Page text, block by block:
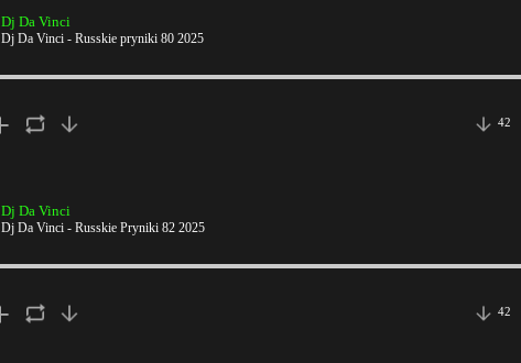
Dj Da Vinci
Dj Da Vinci - Russkie pryniki 80 2025
42
Dj Da Vinci
Dj Da Vinci - Russkie Pryniki 82 2025
42